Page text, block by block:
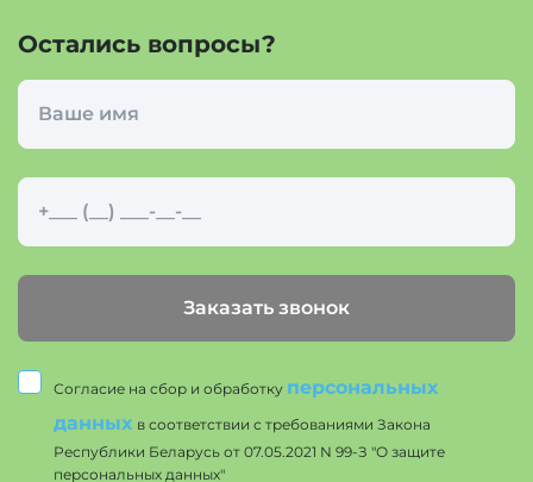
Остались вопросы?
Заказать звонок
Согласие на сбор и обработку персональных
данных в соответствии с требованиями Закона
Республики Беларусь от 07.05.2021 N 99-З "О защите
персональных данных"